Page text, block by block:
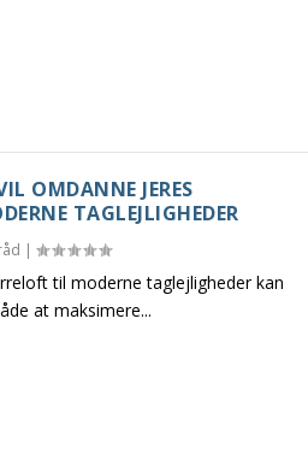
OMDANNE JERES
TAGLEJLIGHEDER
|
til moderne taglejligheder kan
at maksimere...